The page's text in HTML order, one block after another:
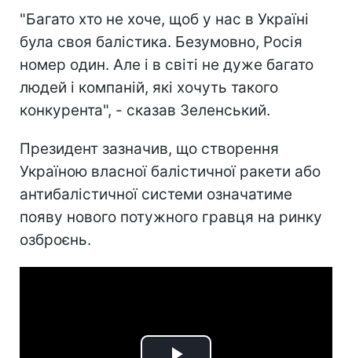
"Багато хто не хоче, щоб у нас в Україні
була своя балістика. Безумовно, Росія
номер один. Але і в світі не дуже багато
людей і компаній, які хочуть такого
конкурента", - сказав Зеленський.
Президент зазначив, що створення
Україною власної балістичної ракети або
антибалістичної системи означатиме
появу нового потужного гравця на ринку
озброєнь.